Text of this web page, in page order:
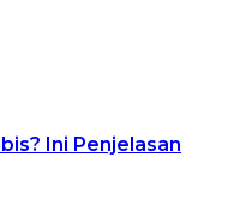
Ini Penjelasan